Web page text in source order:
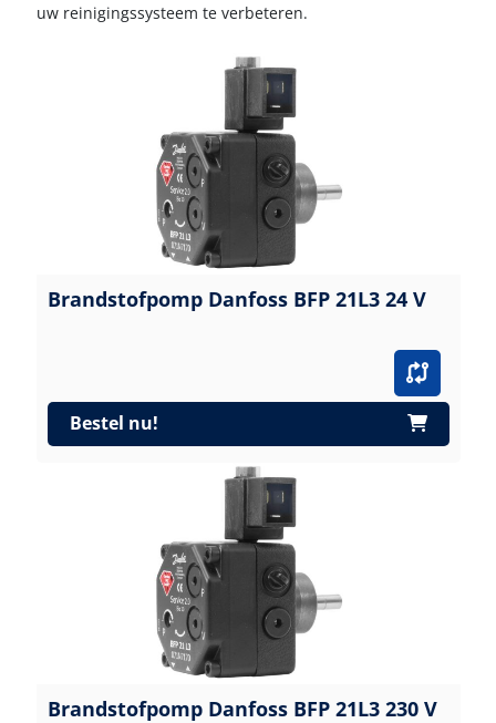
uw reinigingssysteem te verbeteren.
Brandstofpomp Danfoss BFP 21L3 24 V
Bestel nu!
Brandstofpomp Danfoss BFP 21L3 230 V